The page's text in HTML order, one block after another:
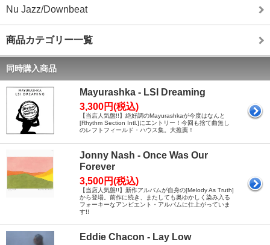
Nu Jazz/Downbeat
商品カテゴリー一覧
同時購入商品
Mayurashka - LSI Dreaming
3,300円(税込)
【当店人気盤!!】絶好調のMayurashkaが今度はなんと
[Rhythm Section Intl.]にエントリー！今回も捨て曲無し
のレフトフィールド・ハウス集。大推薦！
Jonny Nash - Once Was Our
Forever
3,500円(税込)
【当店人気盤!!】新作アルバムが自身の[Melody As Truth]
から登場。前作に続き、またしても奥ゆかしく染み入る
フォーキーなアンビエント・アルバムに仕上がっていま
す!!
Eddie Chacon - Lay Low